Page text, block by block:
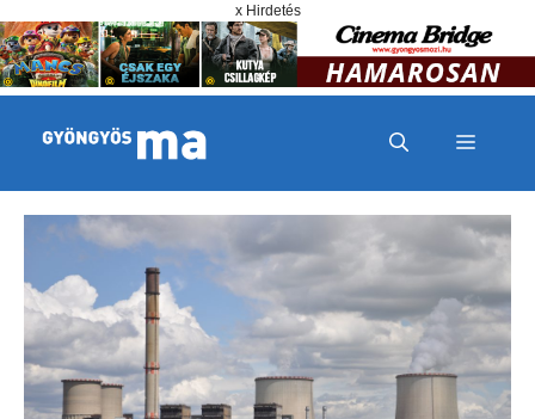
x Hirdetés
MENÜ